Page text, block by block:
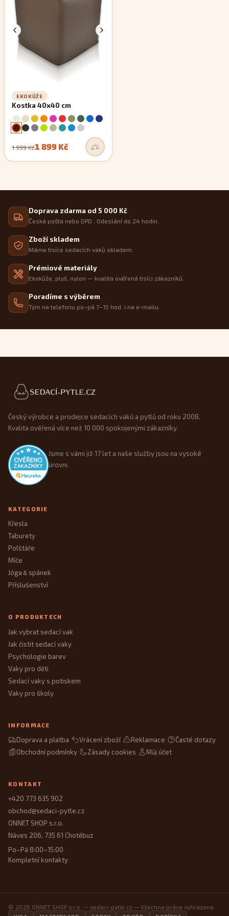
zachovávají si své rovné linie.
EKOKŮŽE
Kostka 40x40 cm
1 999 Kč1 899 Kč
Doprava zdarma od 5 000 Kč
Česká pošta nebo DPD . Odeslání do 24 hodin.
Zboží skladem
Máme tisíce sedacích vaků skladem.
Prémiové materiály
Ekokůže, plyš, nylon — kvalita ověřená tisíci zákazníků.
Poradíme s výběrem
Tým na telefonu po–pá 7–15 hod. i na e-mailu.
Patička webu
Český výrobce a prodejce sedacích vaků a pytlů od roku 2008.
Kvalita ověřená více než 10 000 spokojenými zákazníky.
Jsme s vámi již 17 let a naše služby jsou na vysoké
úrovni.
KATEGORIE
Křesla
Taburety
Polštáře
Míče
Jóga&spánek
Příslušenství
O PRODUKTECH
Jak vybrat sedací vak
Jak čistit sedací vaky
Psychologie barev
Vaky pro děti
Sedací vaky s potiskem
Vaky pro školy
INFORMACE
Doprava a platba Vrácení zboží Reklamace
Časté dotazy
Obchodní podmínky
Zásady cookies Můj účet
KONTAKT
+420 773 635 902
obchod@sedaci-pytle.cz
ONNET SHOP s.r.o.
Náves 206, 735 61 Chotěbuz
Po–Pá 8:00–15:00
Kompletní kontakty
© 2026 ONNET SHOP s.r.o. — sedaci-pytle.cz — Všechna práva vyhrazena